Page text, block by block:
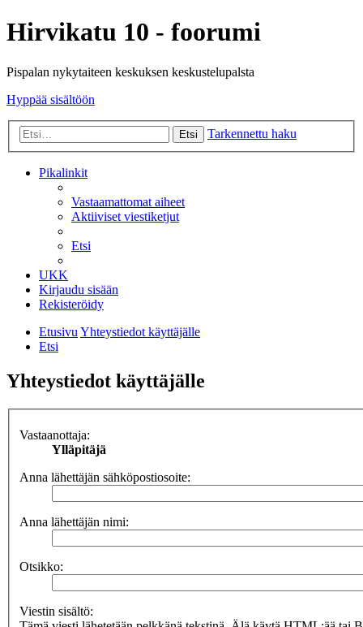
Hirvikatu 10 - foorumi
Pispalan nykytaiteen keskuksen keskustelupalsta
Hyppää sisältöön
Etsi Tarkennettu haku
Pikalinkit
Vastaamattomat aiheet
Aktiiviset viestiketjut
Etsi
UKK
Kirjaudu sisään
Rekisteröidy
EtusivuYhteystiedot käyttäjälle
Etsi
Yhteystiedot käyttäjälle
Vastaanottaja:
Ylläpitäjä
Anna lähettäjän sähköpostiosoite:
Anna lähettäjän nimi:
Otsikko:
Viestin sisältö: